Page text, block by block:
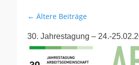
Beitragsnavigation
← Ältere Beiträge
30. Jahrestagung – 24.-